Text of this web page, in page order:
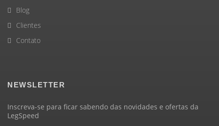
Blog
Clientes
Contato
NEWSLETTER
Inscreva-se para ficar sabendo das novidades e ofertas da
LegSpeed